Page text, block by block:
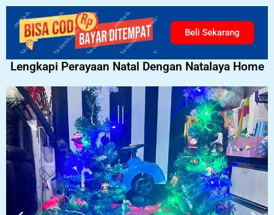
Beli Sekarang
Natalaya Home
Lengkapi Perayaan Natal Dengan Natalaya Home